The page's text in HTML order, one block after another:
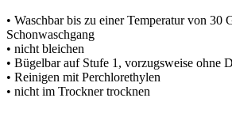
• Waschbar bis zu einer Temperatur von 30
Schonwaschgang
• nicht bleichen
• Bügelbar auf Stufe 1, vorzugsweise ohne
• Reinigen mit Perchlorethylen
• nicht im Trockner trocknen